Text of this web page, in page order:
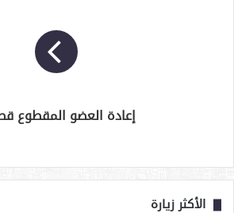
إعادة العضو المقطوع
الأكثر زيارة